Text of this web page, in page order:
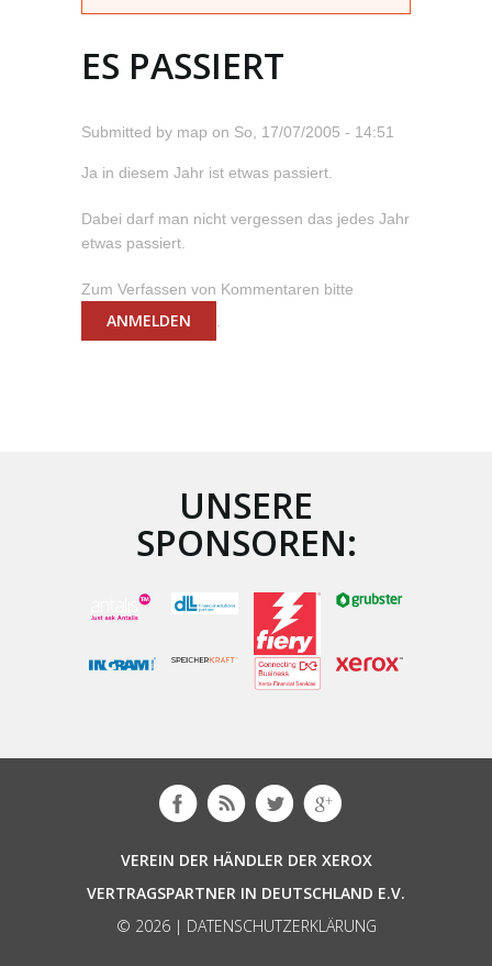
ES PASSIERT
Submitted by map on So, 17/07/2005 - 14:51
Ja in diesem Jahr ist etwas passiert.
Dabei darf man nicht vergessen das jedes Jahr
etwas passiert.
Zum Verfassen von Kommentaren bitte
ANMELDEN
UNSERE
SPONSOREN:
VEREIN DER HÄNDLER DER XEROX
VERTRAGSPARTNER IN DEUTSCHLAND E.V.
© 2026 | DATENSCHUTZERKLÄRUNG